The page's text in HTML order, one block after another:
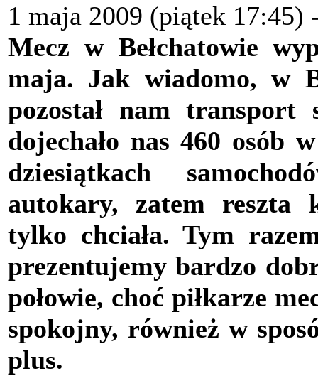
1 maja 2009 (piątek 17:45)
Mecz w Bełchatowie
maja. Jak wiadomo, w
pozostał nam transport
dojechało nas 460 osób
dziesiątkach
autokary, zatem reszta
tylko chciała. Tym
prezentujemy bardzo
połowie, choć piłkarze
spokojny, również w
plus.